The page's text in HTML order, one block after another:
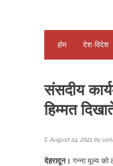
होम देश-विदेश
संसदीय
हिम्मत
August 24, 2021 by
देहरादून।गन्ना मूल्य को